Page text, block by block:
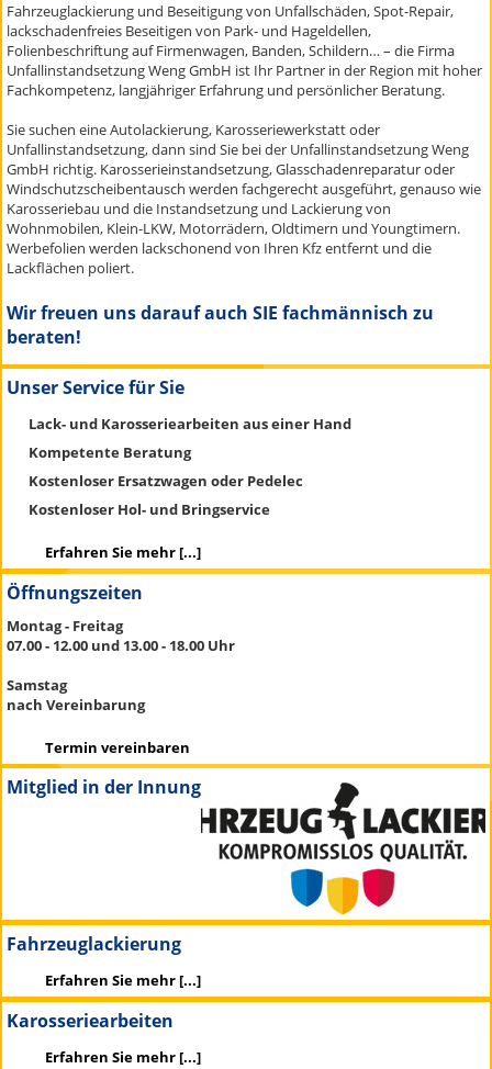
Fahrzeuglackierung und Beseitigung von Unfallschäden, Spot-Repair,
lackschadenfreies Beseitigen von Park- und Hageldellen,
Folienbeschriftung auf Firmenwagen, Banden, Schildern… – die Firma
Unfallinstandsetzung Weng GmbH ist Ihr Partner in der Region mit hoher
Fachkompetenz, langjähriger Erfahrung und persönlicher Beratung.
Sie suchen eine Autolackierung, Karosseriewerkstatt oder
Unfallinstandsetzung, dann sind Sie bei der Unfallinstandsetzung Weng
GmbH richtig. Karosserieinstandsetzung, Glasschadenreparatur oder
Windschutzscheibentausch werden fachgerecht ausgeführt, genauso wie
Karosseriebau und die Instandsetzung und Lackierung von
Wohnmobilen, Klein-LKW, Motorrädern, Oldtimern und Youngtimern.
Werbefolien werden lackschonend von Ihren Kfz entfernt und die
Lackflächen poliert.
Wir freuen uns darauf auch SIE fachmännisch zu
beraten!
Unser Service für Sie
Lack- und Karosseriearbeiten aus einer Hand
Kompetente Beratung
Kostenloser Ersatzwagen oder Pedelec
Kostenloser Hol- und Bringservice
Erfahren Sie mehr [...]
Öffnungszeiten
Montag - Freitag
07.00 - 12.00 und 13.00 - 18.00 Uhr
Samstag
nach Vereinbarung
Termin vereinbaren
Mitglied in der Innung
Fahrzeuglackierung
Erfahren Sie mehr [...]
Karosseriearbeiten
Erfahren Sie mehr [...]